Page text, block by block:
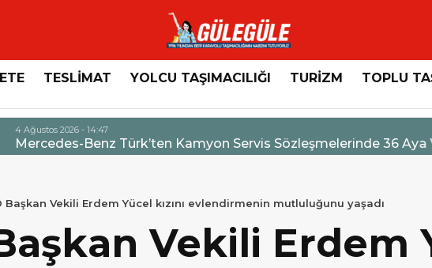
TESLİMAT YOLCU TAŞIMACILIĞI TURİZM TOPLU
Kamyon Servis Sözleşmelerinde 36 Aya Varan Taksit İmkânı
Başkan Vekili Erdem Yücel kızını evlendirmenin mutluluğunu yaşadı
Vekili Erdem